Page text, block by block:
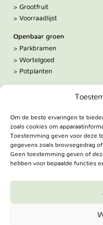
Om de beste ervaringen te
zoals cookies om
Toestemming geven voor deze
gegevens zoals browsegedrag
Geen toestemming geven of
hebben voor bepaalde functies
Grootfruit
Voorraadlijst
Openbaar groen
Parkbramen
Wortelgoed
Potplanten
Volg ons:
Facebook
Bezoekadres
Haringweg 3A
2975 LB Ottoland